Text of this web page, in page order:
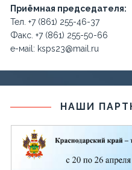
Приёмная председателя:
Тел. +7 (861) 255-46-37
Факс. +7 (861) 255-50-66
е-маil: ksps23@mail.ru
НАШИ